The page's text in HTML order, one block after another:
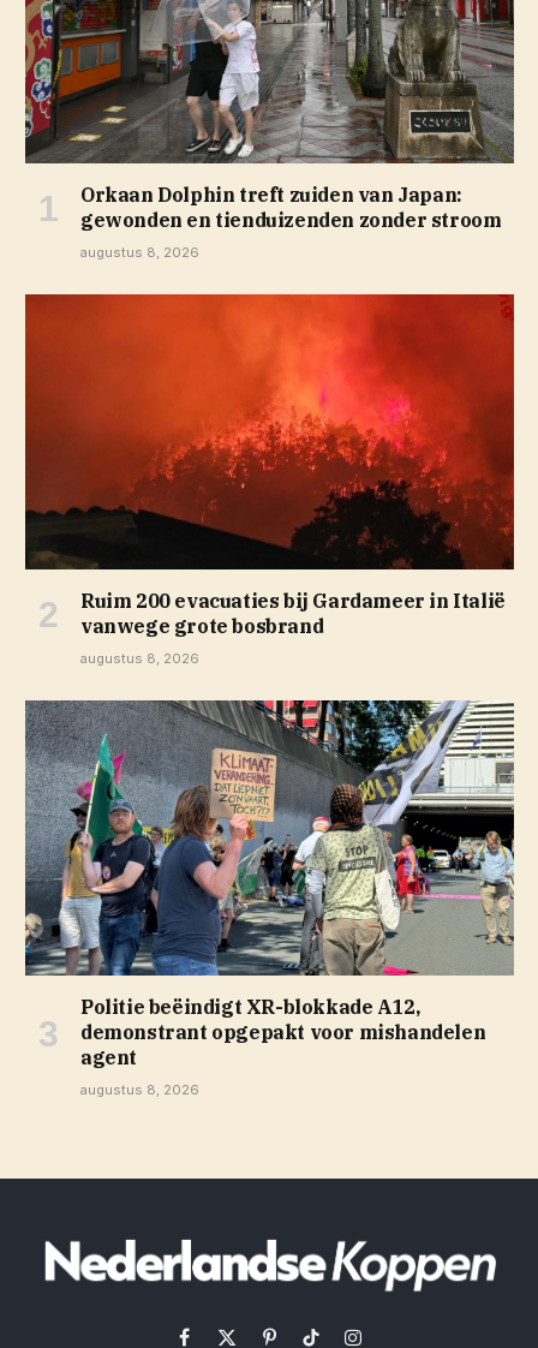
Orkaan Dolphin treft zuiden van Japan:
gewonden en tienduizenden zonder stroom
augustus 8, 2026
Ruim 200 evacuaties bij Gardameer in Italië
vanwege grote bosbrand
augustus 8, 2026
Politie beëindigt XR-blokkade A12,
demonstrant opgepakt voor mishandelen
agent
augustus 8, 2026